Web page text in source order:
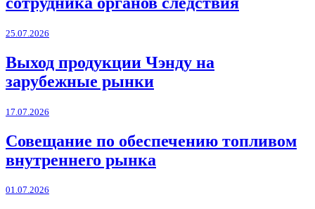
25.07.2026
Выход продукции Чэнду на
зарубежные рынки
17.07.2026
Совещание по обеспечению топливом
внутреннего рынка
01.07.2026